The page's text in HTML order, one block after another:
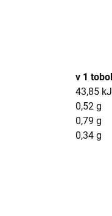
v 1
43,85
0,52 g
0,79 g
0,34 g